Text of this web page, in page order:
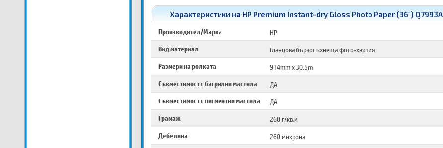
Характеристики на HP Premium Instant-dry Gloss Photo Paper (36") Q7993A
Производител/Марка
HP
Вид материал
Гланцова бързосъхнеща фото-хартия
Размери на ролката
914mm x 30.5m
Съвместимост с багрилни мастила
ДА
Съвместимост с пигментни мастила
ДА
Грамаж
260 г/кв.м
Дебелина
260 микрона